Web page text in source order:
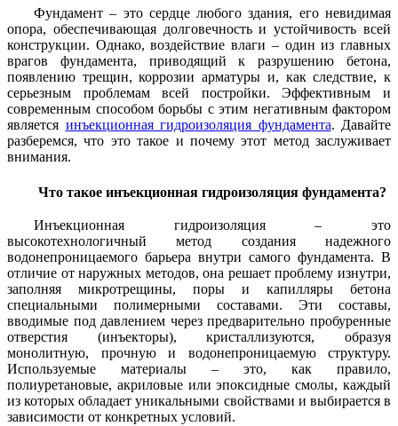
Фундамент – это сердце любого здания, его невидимая
опора, обеспечивающая долговечность и устойчивость всей
конструкции. Однако, воздействие влаги – один из главных
врагов фундамента, приводящий к разрушению бетона,
появлению трещин, коррозии арматуры и, как следствие, к
серьезным проблемам всей постройки. Эффективным и
современным способом борьбы с этим негативным фактором
является инъекционная гидроизоляция фундамента. Давайте
разберемся, что это такое и почему этот метод заслуживает
внимания.
Что такое инъекционная гидроизоляция фундамента?
Инъекционная гидроизоляция – это
высокотехнологичный метод создания надежного
водонепроницаемого барьера внутри самого фундамента. В
отличие от наружных методов, она решает проблему изнутри,
заполняя микротрещины, поры и капилляры бетона
специальными полимерными составами. Эти составы,
вводимые под давлением через предварительно пробуренные
отверстия (инъекторы), кристаллизуются, образуя
монолитную, прочную и водонепроницаемую структуру.
Используемые материалы – это, как правило,
полиуретановые, акриловые или эпоксидные смолы, каждый
из которых обладает уникальными свойствами и выбирается в
зависимости от конкретных условий.